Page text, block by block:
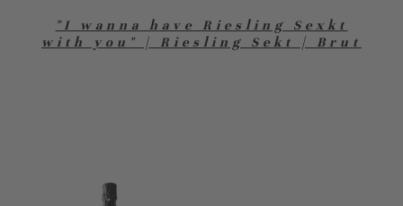
"I wanna have Riesling Sexkt
with you" | Riesling Sekt | Brut